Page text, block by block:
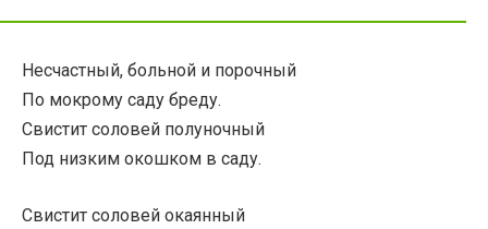
Несчастный, больной и порочный
По мокрому саду бреду.
Свистит соловей полуночный
Под низким окошком в саду.
Свистит соловей окаянный